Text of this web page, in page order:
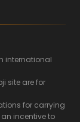
international
site are for
for carrying
incentive to